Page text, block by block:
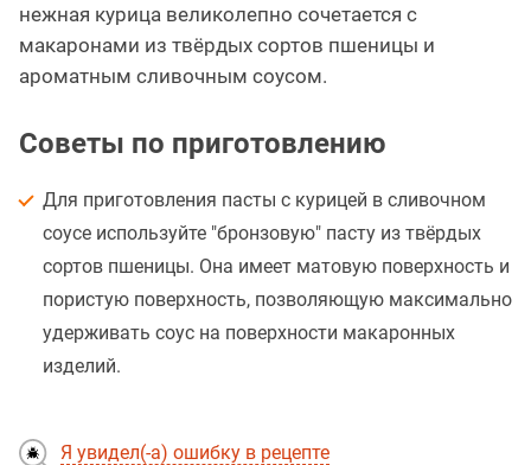
нежная курица великолепно сочетается с
макаронами из твёрдых сортов пшеницы и
ароматным сливочным соусом.
Советы по приготовлению
Для приготовления пасты с курицей в сливочном
соусе используйте "бронзовую" пасту из твёрдых
сортов пшеницы. Она имеет матовую поверхность и
пористую поверхность, позволяющую максимально
удерживать соус на поверхности макаронных
изделий.
Я увидел(-а) ошибку в рецепте